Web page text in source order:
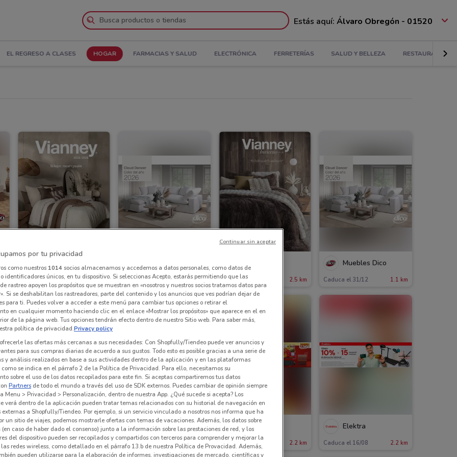
Estás aquí: Álvaro Obregón - 01520
EL REGRESO A CLASES HOGAR FARMACIAS Y SALUD ELECTRÓNICA FERRETERÍAS SALUD Y BELLEZA RESTAURANTES
Caduca el 31/12 2.5 km
Muebles Dico
Caduca el 31/12 1.1 km
Vianney
Caduca el 31/12 2.5 km
Muebles Dico
Caduca el 31/12 1.1 km
Providencia
1.4 km
Elektra
Caduca el 16/08 2.2 km
Elektra
Caduca el 16/08 2.2 km
Elektra
Caduca el 16/08 2.2 km
por tu privacidad
como nuestros 1014socios almacenamos y accedemos a datos personales, como datos de
identificadores únicos, en tu dispositivo. Si seleccionas Acepto, estarás permitiendo que las
rastreo apoyen los propósitos que se muestran en «nosotros y nuestros socios tratamos datos para
Si se deshabilitan los rastreadores, parte del contenido y los anuncios que ves podrían dejar de
para ti. Puedes volver a acceder a este menú para cambiar tus opciones o retirar el
en cualquier momento haciendo clic en el enlace «Mostrar los propósitos» que aparece en el en
de la página web. Tus opciones tendrán efecto dentro de nuestro Sitio web. Para saber más,
política de privacidad.Privacy policy
las ofertas más cercanas a sus necesidades: Con Shopfully/Tiendeo puede ver anuncios y
para sus compras diarias de acuerdo a sus gustos. Todo esto es posible gracias a una serie de
y análisis realizados en base a sus actividades dentro de la aplicación y en las plataformas
como se indica en el párrafo 2 de la Política de Privacidad. Para ello, necesitamos su
sobre el uso de los datos recopilados para este fin. Si aceptas compartiremos tus datos
Partners de todo el mundo a través del uso de SDK externos. Puedes cambiar de opinión siempre
Menu > Privacidad > Personalización, dentro de nuestra App. ¿Qué sucede si acepta? Los
verá dentro de la aplicación pueden tratar temas relacionados con su historial de navegación en
a Shopfully/Tiendeo. Por ejemplo, si un servicio vinculado a nosotros nos informa que ha
un sitio de viajes, podemos mostrarle ofertas con temas de vacaciones. Además, los datos sobre
caso de haber dado el consenso) junto a la información sobre las prestaciones de red, y los
del dispositivo pueden ser recopilados y compartidos con terceros para comprender y mejorar la
las redes wireless, como detallado en el párrafo 13.b de nuestra Política de Provacidad. Además,
pueden utilizarse para la elaboración de informes, investigaciones de mercado, científicas y
Continuar sin aceptar